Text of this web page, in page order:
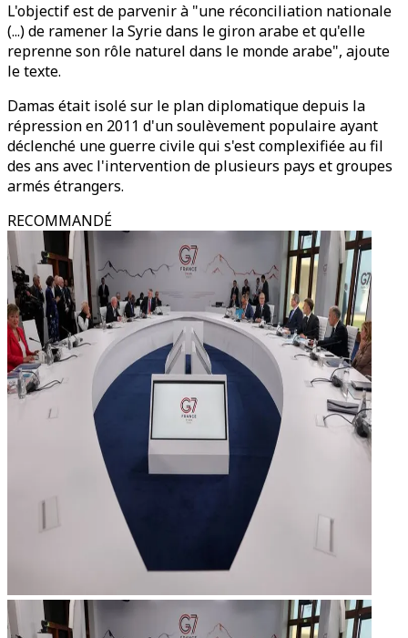
L'objectif est de parvenir à "une réconciliation nationale
(...) de ramener la Syrie dans le giron arabe et qu'elle
reprenne son rôle naturel dans le monde arabe", ajoute
le texte.
Damas était isolé sur le plan diplomatique depuis la
répression en 2011 d'un soulèvement populaire ayant
déclenché une guerre civile qui s'est complexifiée au fil
des ans avec l'intervention de plusieurs pays et groupes
armés étrangers.
RECOMMANDÉ